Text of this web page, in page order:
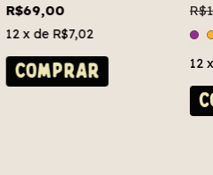
R$69,00
12 x de R$7,02
12